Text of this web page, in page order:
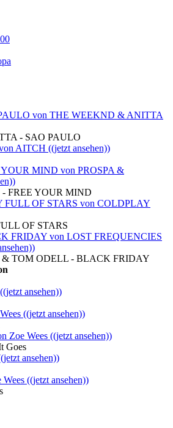
- SAO PAULO
FREE YOUR MIND
OF STARS
& TOM ODELL - BLACK FRIDAY
Goes